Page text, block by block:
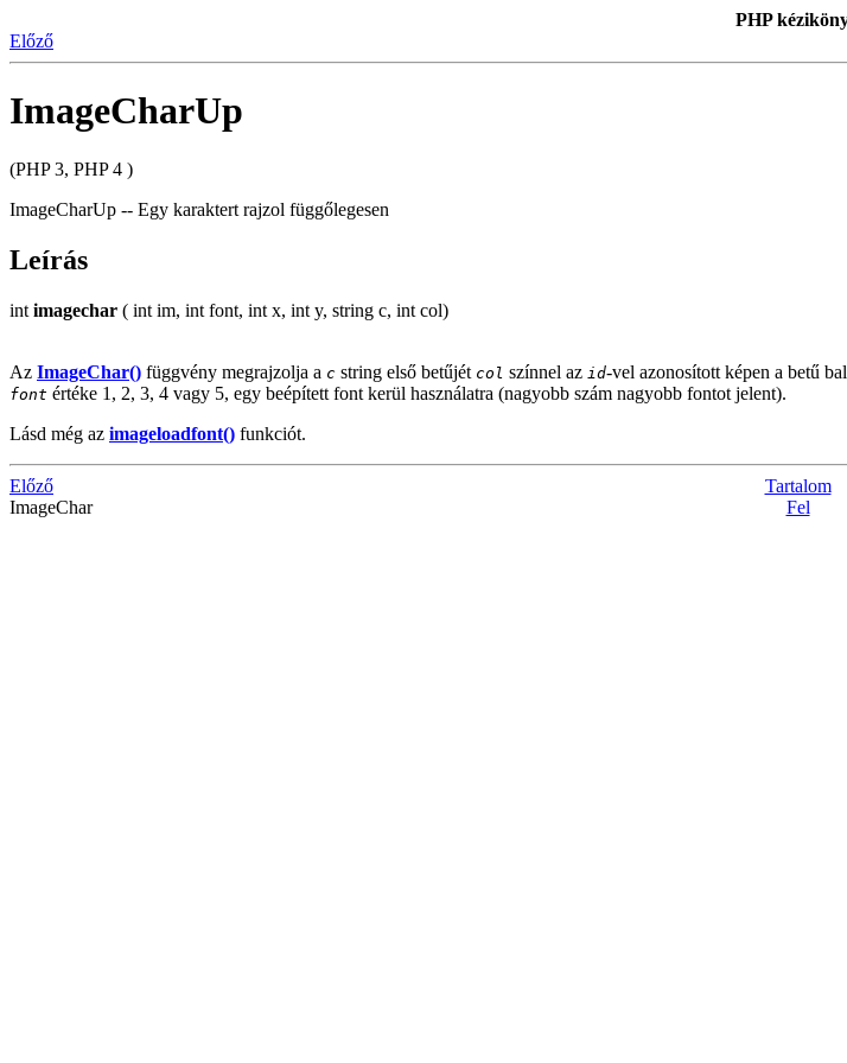
PHP
Előző
ImageCharUp
(PHP 3, PHP 4 )
ImageCharUp -- Egy karaktert rajzol függőlegesen
Leírás
int imagechar ( int im, int font, int x, int y, string c, int col)
Az ImageChar() függvény megrajzolja a c string első betűjét col színnel az id-vel azonosított képen a betű
font értéke 1, 2, 3, 4 vagy 5, egy beépített font kerül használatra (nagyobb szám nagyobb fontot jelent).
Lásd még az imageloadfont() funkciót.
Előző Tartalom
ImageChar
Fel